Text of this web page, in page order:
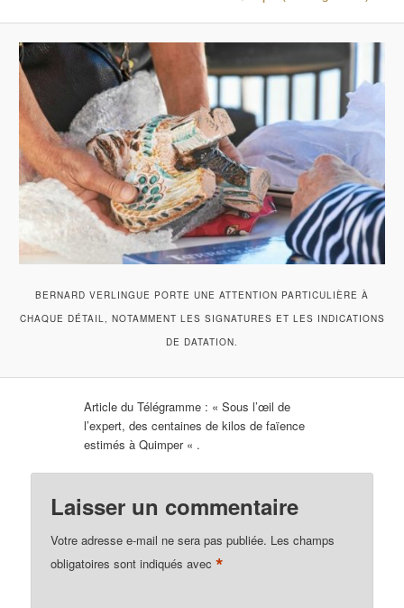
BERNARD VERLINGUE PORTE UNE ATTENTION PARTICULIÈRE À
CHAQUE DÉTAIL, NOTAMMENT LES SIGNATURES ET LES INDICATIONS
DE DATATION.
Article du Télégramme : « Sous l’œil de
l’expert, des centaines de kilos de faïence
estimés à Quimper « .
Laisser un commentaire
Votre adresse e-mail ne sera pas publiée. Les champs
obligatoires sont indiqués avec*